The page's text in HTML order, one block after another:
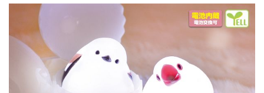
ログイン
入荷スケジュールをチェック
カプセルトイマシン本体